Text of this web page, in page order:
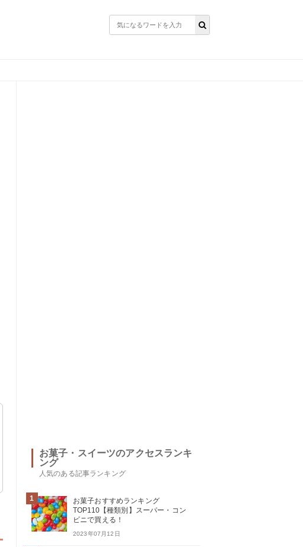
お菓子・スイーツのアクセスランキ
ング
人気のある記事ランキング
1
お菓子おすすめランキング
TOP110【種類別】スーパー・コン
ビニで買える！
2023年07月12日